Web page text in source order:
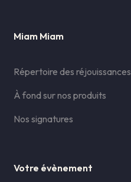
Miam Miam
Répertoire des réjouissances
À fond sur nos produits
Nos signatures
Votre évènement